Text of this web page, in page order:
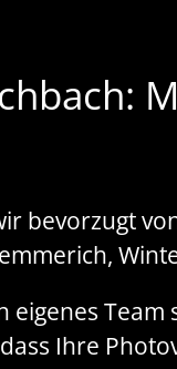
bevorzugt
eigenes
Ihre